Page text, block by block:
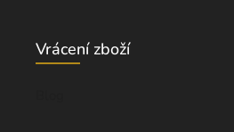
Vrácení zboží